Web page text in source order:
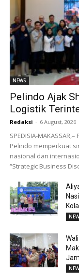
NEWS
Pelindo Ajak
Logistik
Redaksi - 6 August, 2026
SPEDISIA-
Pelindo memperkuat
nasional dan
“Strategic Business